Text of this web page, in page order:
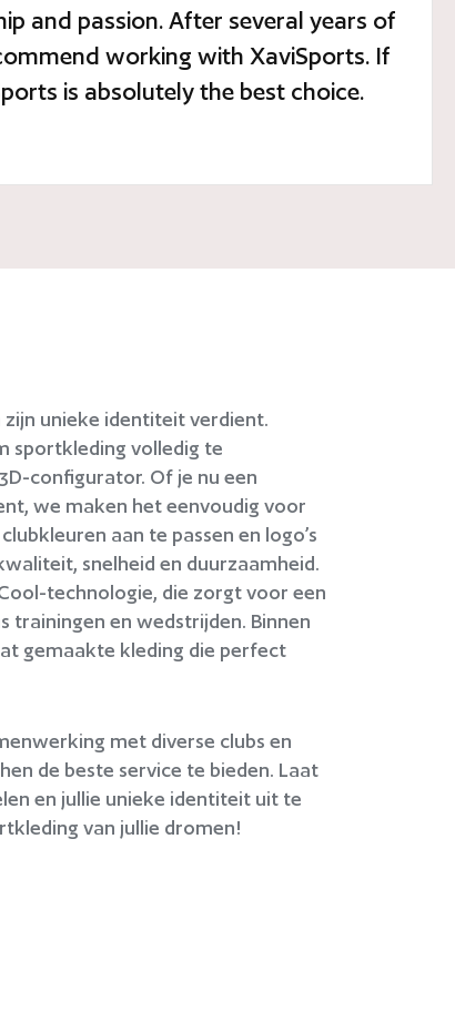
and passion. After several years of
working with XaviSports. If
is absolutely the best choice.
unieke identiteit verdient.
sportkleding volledig te
configurator. Of je nu een
we maken het eenvoudig voor
aan te passen en logo’s
snelheid en duurzaamheid.
technologie, die zorgt voor een
en wedstrijden. Binnen
gemaakte kleding die perfect
met diverse clubs en
de beste service te bieden. Laat
en jullie unieke identiteit uit te
van jullie dromen!